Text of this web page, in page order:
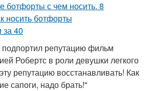
репутацию фильм
Робертс в роли девушки легкого
репутацию восстанавливать! Как
сапоги, надо брать!"